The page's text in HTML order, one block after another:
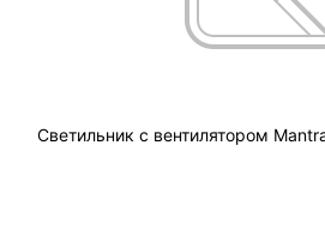
Светильник с вентилятором